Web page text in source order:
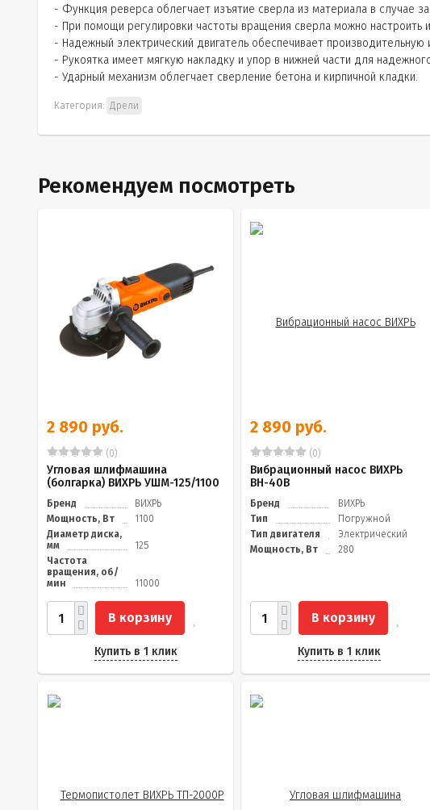
- Функция реверса облегчает изъятие сверла из материала в случае
- При помощи регулировки частоты вращения сверла можно настроить
- Надежный электрический двигатель обеспечивает
- Рукоятка имеет мягкую накладку и упор в нижней части для
- Ударный механизм облегчает сверление бетона и кирпичной кладки.
Категория: Дрели
Рекомендуем посмотреть
2 890 руб.
(0)
Угловая шлифмашина
(болгарка) ВИХРЬ УШМ-125/1100
Бренд
ВИХРЬ
Мощность, Вт
1100
Диаметр диска,
мм
125
Частота
вращения, об/
мин
11000
В корзину
Купить в 1 клик
2 890 руб.
(0)
Вибрационный насос ВИХРЬ
ВН-40В
Бренд
ВИХРЬ
Тип
Погружной
Тип двигателя
Электрический
Мощность, Вт
280
В корзину
Купить в 1 клик